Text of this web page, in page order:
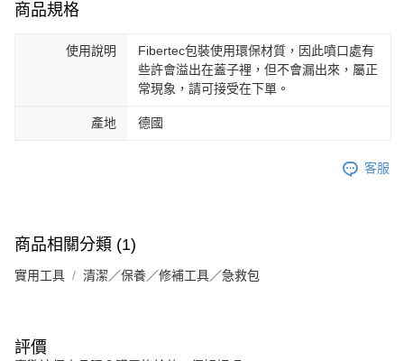
商品規格
使用說明
Fibertec包裝使用環保材質，因此噴口處有
些許會溢出在蓋子裡，但不會漏出來，屬正
常現象，請可接受在下單。
產地 德國
客服
商品相關分類 (1)
實用工具 清潔／保養／修補工具／急救包
評價